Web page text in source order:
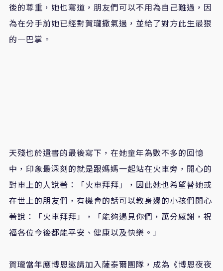
後的尊重，她也寫道，朋友們可以不用為自己難過，因
為在分手前她已經對賀瓏撒氣過，並給了對方此生最狠
的一巴掌。
天殘也於遺書的最後寫下，在她童年為數不多的回憶
中，印象最深刻的就是跟媽媽一起站在火車旁，開心的
對車上的人說著：「火車拜拜」，因此她也希望替她或
在世上的朋友們，有機會的話可以教身邊的小孩們開心
著說：「火車拜拜」，「能夠遇見你們，萬分感謝，祝
福各位今後都能平安、健康以及快樂。」
賀瓏當年應博恩邀請加入薩泰爾團隊，成為《博恩夜夜